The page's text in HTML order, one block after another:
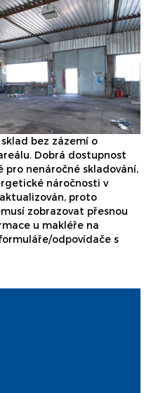
bez zázemí o
Dobrá dostupnost
pro nenáročné skladování,
náročnosti v
proto
zobrazovat přesnou
u makléře na
odpovídače s